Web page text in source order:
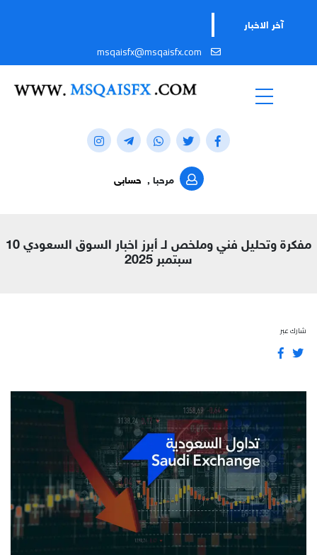
آخر الاخبار
msqaisfx@msqaisfx.com
مرحبا , حسابى
مفكرة وتحليل فني وملخص لـ أبرز اخبار السوق السعودي 10
سبتمبر 2025
شارك عبر